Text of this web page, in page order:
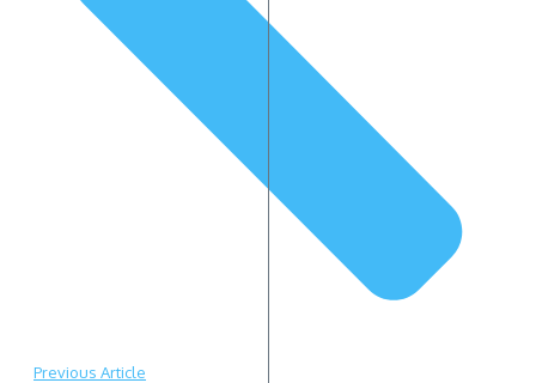
Previous Article